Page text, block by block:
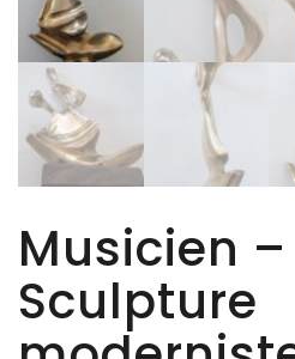
Musicien –
Sculpture